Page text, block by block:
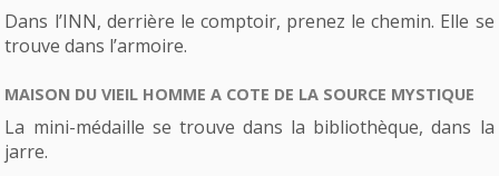
Dans l’INN, derrière le comptoir, prenez le chemin. Elle se
trouve dans l’armoire.
MAISON DU VIEIL HOMME A COTE DE LA SOURCE MYSTIQUE
La mini-médaille se trouve dans la bibliothèque, dans la
jarre.